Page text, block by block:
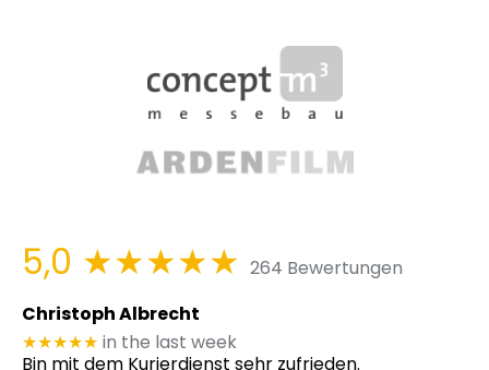
5,0 ★★★★★ 264 Bewertungen
Christoph Albrecht
★★★★★ in the last week
Bin mit dem Kurierdienst sehr zufrieden.